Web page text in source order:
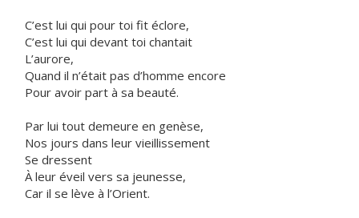
C’est lui qui pour toi fit éclore,
C’est lui qui devant toi chantait
L’aurore,
Quand il n’était pas d’homme encore
Pour avoir part à sa beauté.
Par lui tout demeure en genèse,
Nos jours dans leur vieillissement
Se dressent
À leur éveil vers sa jeunesse,
Car il se lève à l’Orient.